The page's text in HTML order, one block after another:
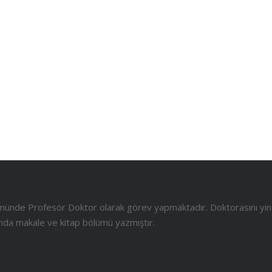
Profesör Doktor olarak görev yapmaktadır. Doktorasını
makale ve kitap bölümü yazmıştır.